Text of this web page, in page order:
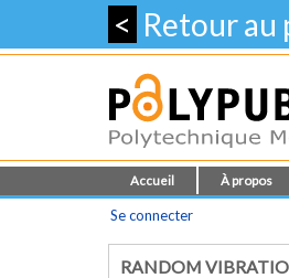
< Retour
Accueil À propos
Se connecter
RANDOM